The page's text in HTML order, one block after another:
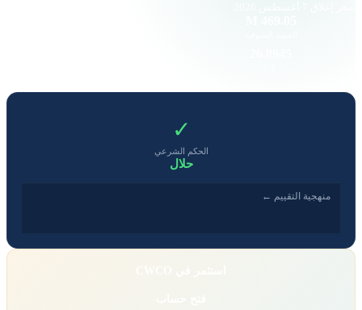
✓
الحكم الشرعي
حلال
منهجية التقييم ←